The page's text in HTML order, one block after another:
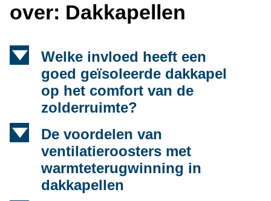
over: Dakkapellen
d
Welke invloed heeft een
goed geïsoleerde dakkapel
op het comfort van de
zolderruimte?
d
De voordelen van
ventilatieroosters met
warmteterugwinning in
dakkapellen